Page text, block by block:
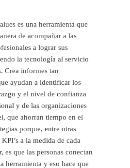
es una herramienta que
de acompañar a las
a lograr sus
la tecnología al servicio
Crea informes tan
ayudan a identificar los
y el nivel de confianza
y de las organizaciones
que ahorran tiempo en el
porque, entre otras
a la medida de cada
es que las personas conectan
herramienta y eso hace que